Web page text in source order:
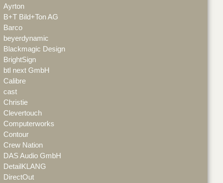
Ayrton
B+T Bild+Ton AG
Barco
beyerdynamic
Blackmagic Design
BrightSign
btl next GmbH
Calibre
cast
Christie
Clevertouch
Computerworks
Contour
Crew Nation
DAS Audio GmbH
DetailKLANG
DirectOut